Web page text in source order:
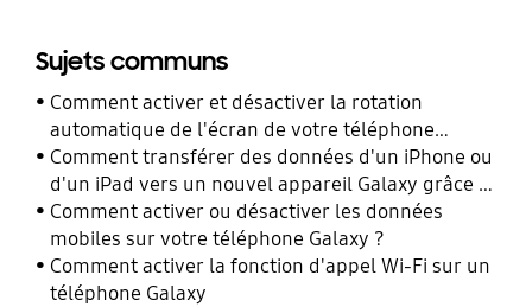
Sujets communs
Comment activer et désactiver la rotation
automatique de l'écran de votre téléphone
Galaxy ?
Comment transférer des données d'un iPhone ou
d'un iPad vers un nouvel appareil Galaxy grâce à
Smart Switch ?
Comment activer ou désactiver les données
mobiles sur votre téléphone Galaxy ?
Comment activer la fonction d'appel Wi-Fi sur un
téléphone Galaxy